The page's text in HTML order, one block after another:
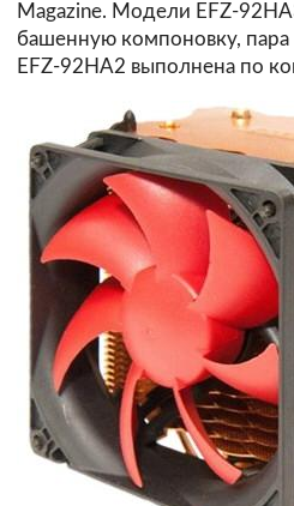
Magazine. Модели EFZ-
башенную компоновку, пара
EFZ-92HA2 выполнена по